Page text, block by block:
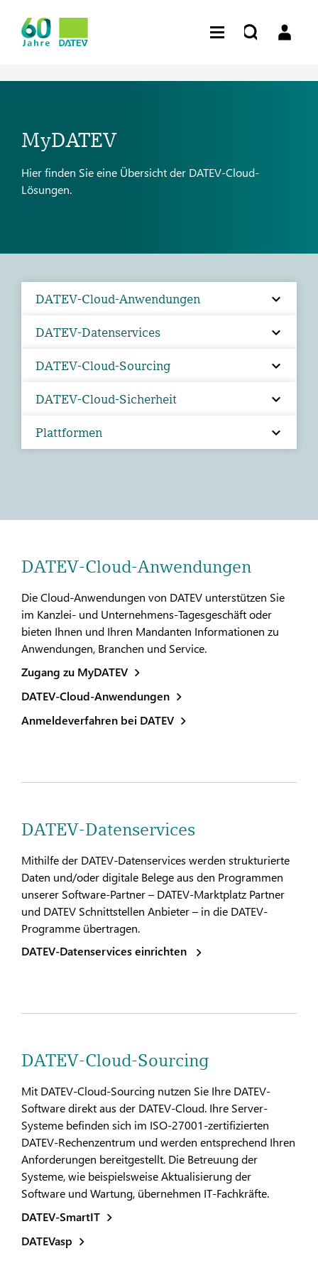
MyDATEV
Hier finden Sie eine Übersicht der DATEV-Cloud-
Lösungen.
DATEV-Cloud-Anwendungen
DATEV-Datenservices
DATEV-Cloud-Sourcing
DATEV-Cloud-Sicherheit
Plattformen
DATEV-Cloud-Anwendungen
Die Cloud-Anwendungen von DATEV unterstützen Sie
im Kanzlei- und Unternehmens-Tagesgeschäft oder
bieten Ihnen und Ihren Mandanten Informationen zu
Anwendungen, Branchen und Service.
Zugang zu MyDATEV
DATEV-Cloud-Anwendungen
Anmeldeverfahren bei DATEV
DATEV-Datenservices
Mithilfe der DATEV-Datenservices werden strukturierte
Daten und/oder digitale Belege aus den Programmen
unserer Software-Partner – DATEV-Marktplatz Partner
und DATEV Schnittstellen Anbieter – in die DATEV-
Programme übertragen.
DATEV-Datenservices einrichten
DATEV-Cloud-Sourcing
Mit DATEV-Cloud-Sourcing nutzen Sie Ihre DATEV-
Software direkt aus der DATEV-Cloud. Ihre Server-
Systeme befinden sich im ISO-27001-zertifizierten
DATEV-Rechenzentrum und werden entsprechend Ihren
Anforderungen bereitgestellt. Die Betreuung der
Systeme, wie beispielsweise Aktualisierung der
Software und Wartung, übernehmen IT-Fachkräfte.
DATEV-SmartIT
DATEVasp